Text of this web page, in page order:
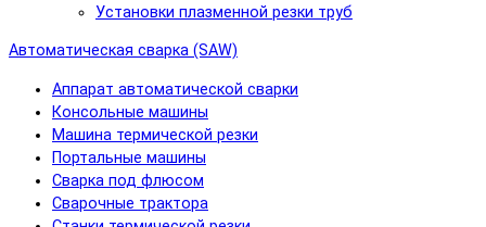
Установки плазменной резки труб
Автоматическая сварка (SAW)
Аппарат автоматической сварки
Консольные машины
Машина термической резки
Портальные машины
Сварка под флюсом
Сварочные трактора